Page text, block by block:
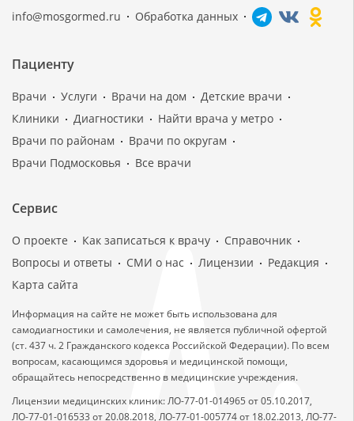
info@mosgormed.ru Обработка данных
Пациенту
Врачи Услуги Врачи на дом
Детские врачи
Клиники
Диагностики
Найти врача у метро
Врачи по районам
Врачи по округам
Врачи Подмосковья
Все врачи
Сервис
О проекте Как записаться к врачу
Справочник
Вопросы и ответы
СМИ о нас Лицензии
Редакция
Карта сайта
Информация на сайте не может быть использована для
самодиагностики и самолечения, не является публичной офертой
(ст. 437 ч. 2 Гражданского кодекса Российской Федерации). По всем
вопросам, касающимся здоровья и медицинской помощи,
обращайтесь непосредственно в медицинские учреждения.
Лицензии медицинских клиник: ЛО-77-01-014965 от 05.10.2017,
ЛО-77-01-016533 от 20.08.2018, ЛО-77-01-005774 от 18.02.2013, ЛО-77-